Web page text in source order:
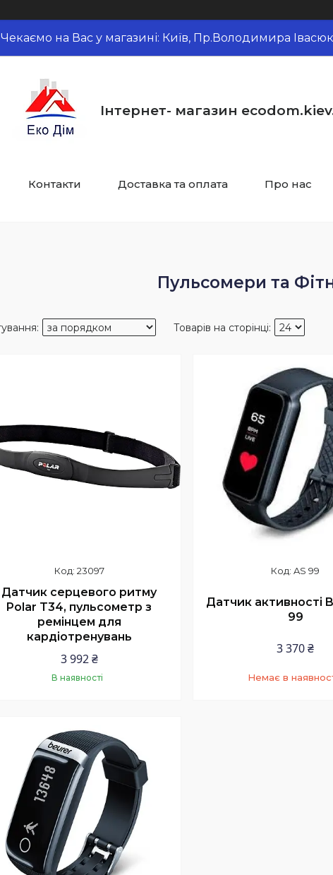
Чекаємо на Вас у магазині: Київ, Пр.Володимира
Інтернет- магазин
Контакти Доставка та оплата Про нас
Пульсомери та
23097
Датчик серцевого ритму
Polar T34, пульсометр з
ремінцем для
кардіотренувань
3 992 ₴
В наявності
AS 99
Датчик активності
99
3 370 ₴
Немає в